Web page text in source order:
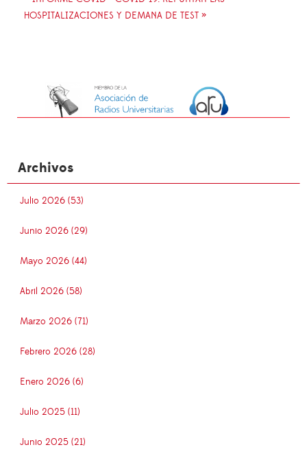
HOSPITALIZACIONES Y DEMANA DE TEST »
Archivos
Julio 2026 (53)
Junio 2026 (29)
Mayo 2026 (44)
Abril 2026 (58)
Marzo 2026 (71)
Febrero 2026 (28)
Enero 2026 (6)
Julio 2025 (11)
Junio 2025 (21)